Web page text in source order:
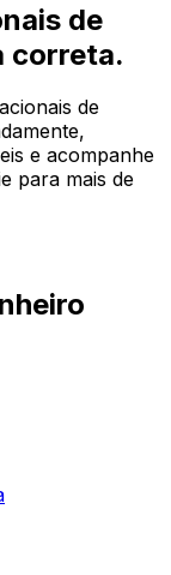
de
correta.
de
e acompanhe
para mais de